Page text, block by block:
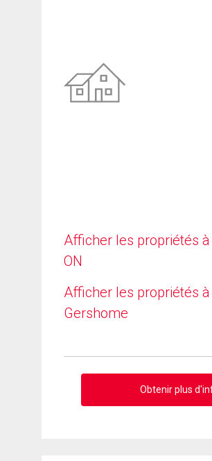
Afficher les propriétés
ON
Afficher les propriétés
Gershome
Obtenir plus